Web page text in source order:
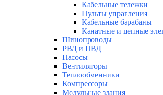
Кабельные тележки
Пульты управления
Кабельные барабаны
Канатные и цепные
Шинопроводы
РВД и ПВД
Насосы
Вентиляторы
Теплообменники
Компрессоры
Модульные здания